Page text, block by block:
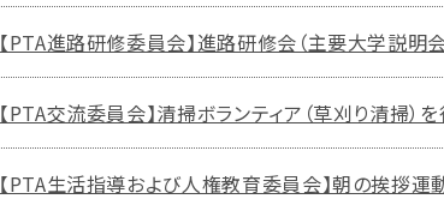
【PTA進路研修委員会】進路研修会（主要大学説明
【PTA交流委員会】清掃ボランティア（草刈り清掃）を
【PTA生活指導および人権教育委員会】朝の挨拶運